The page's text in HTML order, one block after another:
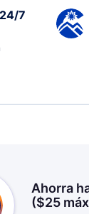
7
Ahorra
($25